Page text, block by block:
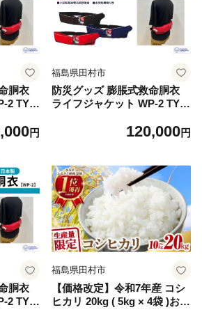
胴衣
2 TYP
式承認
円
福島県田村市
防災グッズ 膨脹式救命胴衣
ライフジャケット WP-2 TYP
デル 国土交通省新型式承認基
県 田村市 藤倉航装
120,000円
胴衣
2 TYP
福島県田村市
【価格改定】令和7年産 コシ
ヒカリ 20kg ( 5kg × 4袋 )お米